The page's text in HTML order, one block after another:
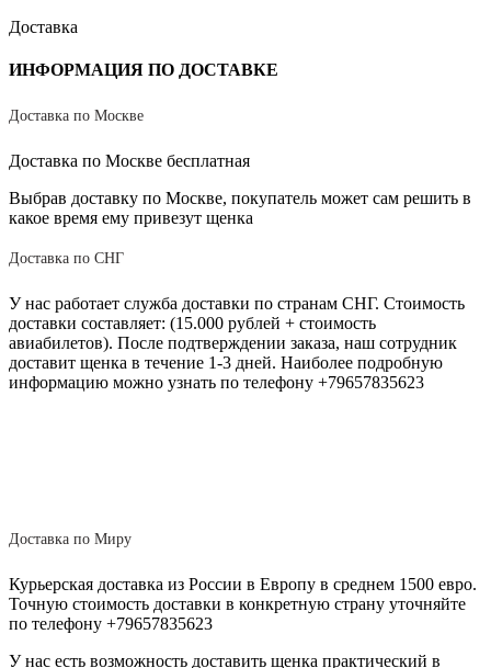
Доставка
ИНФОРМАЦИЯ ПО ДОСТАВКЕ
Доставка по Москве
Доставка по Москве бесплатная
Выбрав доставку по Москве, покупатель может сам решить в
какое время ему привезут щенка
Доставка по СНГ
У нас работает служба доставки по странам СНГ. Стоимость
доставки составляет: (15.000 рублей + стоимость
авиабилетов). После подтверждении заказа, наш сотрудник
доставит щенка в течение 1-3 дней. Наиболее подробную
информацию можно узнать по телефону +79657835623
Доставка по Миру
Курьерская доставка из России в Европу в среднем 1500 евро.
Точную стоимость доставки в конкретную страну уточняйте
по телефону +79657835623
У нас есть возможность доставить щенка практический в